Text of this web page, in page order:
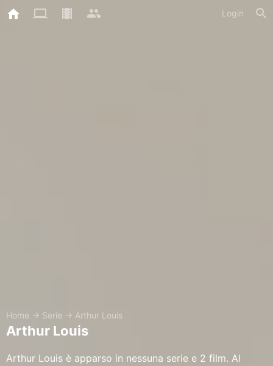
Login
Home → Serie → Arthur Louis
Arthur Louis
Arthur Louis è apparso in nessuna serie e 2 film. Al